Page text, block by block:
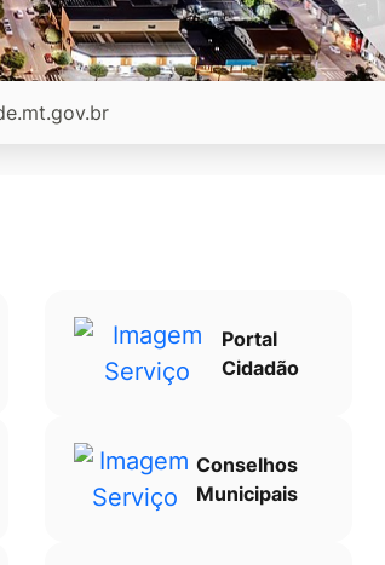
Portal
Cidadão
Conselhos
Municipais